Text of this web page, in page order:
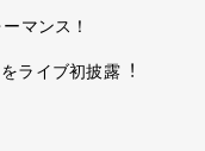
マンス！
ライブ初披露︕